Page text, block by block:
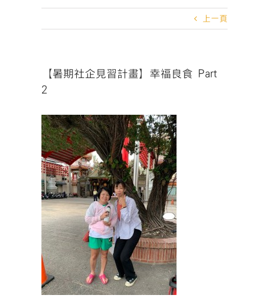
上一頁
【暑期社企見習計畫】幸福良食 Part
2